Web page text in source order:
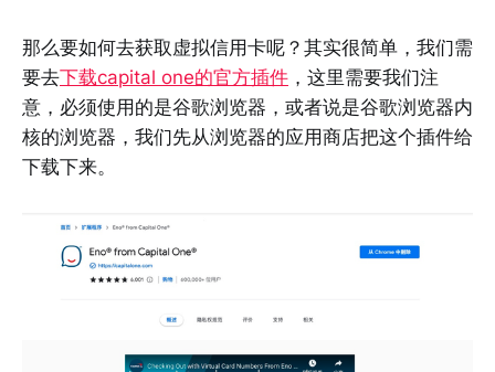
那么要如何去获取虚拟信用卡呢？其实很简单，我们需
要去下载capital one的官方插件 ，这里需要我们注
意，必须使用的是谷歌浏览器，或者说是谷歌浏览器内
核的浏览器，我们先从浏览器的应用商店把这个插件给
下载下来。